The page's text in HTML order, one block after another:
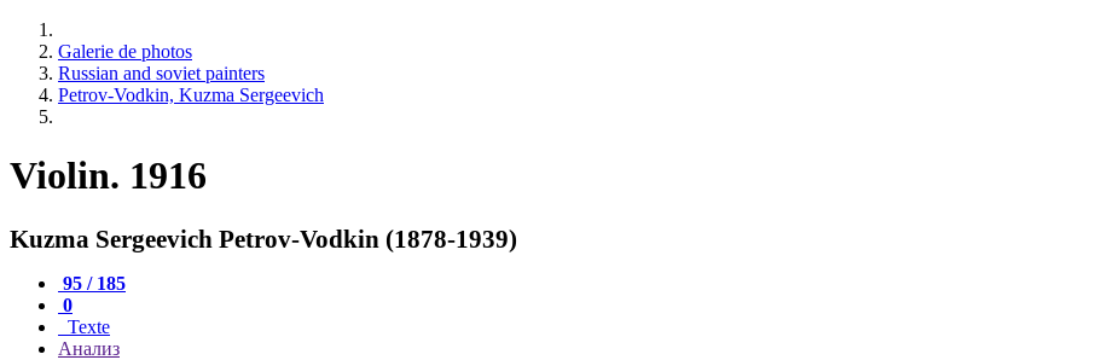
Galerie de photos
Russian and soviet painters
Petrov-Vodkin, Kuzma Sergeevich
Violin. 1916
Kuzma Sergeevich Petrov-Vodkin (1878-1939)
95 / 185
0
Texte
Анализ